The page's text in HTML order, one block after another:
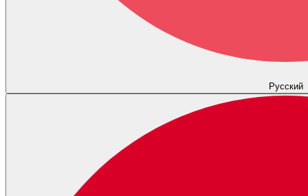
Русский